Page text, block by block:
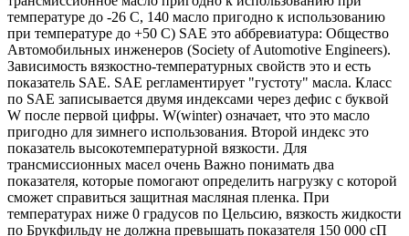
температуре до -26 С, 140 масло пригодно к использованию
при температуре до +50 С) SAE это аббревиатура: Общество
Автомобильных инженеров (Society of Automotive Engineers).
Зависимость вязкостно-температурных свойств это и есть
показатель SAE. SAE регламентирует "густоту" масла. Класс
по SAE записывается двумя индексами через дефис с буквой
W после первой цифры. W(winter) означает, что это масло
пригодно для зимнего использования. Второй индекс это
показатель высокотемпературной вязкости. Для
трансмиссионных масел очень Важно понимать два
показателя, которые помогают определить нагрузку с которой
сможет справиться защитная масляная пленка. При
температурах ниже 0 градусов по Цельсию, вязкость жидкости
по Брукфильду не должна превышать показателя 150 000 сП